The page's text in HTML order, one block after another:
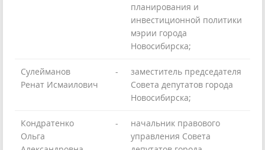
планирования и
инвестиционной политики
мэрии города
Новосибирска;
Сулейманов
Ренат Исмаилович
-
заместитель председателя
Совета депутатов города
Новосибирска;
Кондратенко
Ольга
-
начальник правового
управления Совета